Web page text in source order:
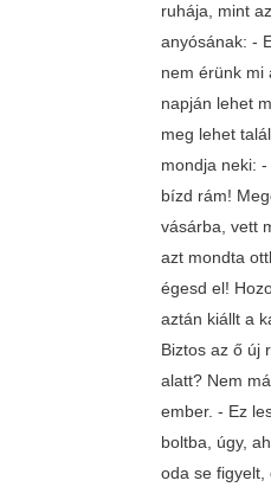
ruhája, mint
anyósának: -
nem érünk mi
napján lehet
meg lehet
mondja neki:
bízd rám!
vásárba, vett
azt mondta
égesd el!
aztán kiállt a
Biztos az ő új
alatt? Nem
ember. - Ez
boltba, úgy,
oda se figyelt,